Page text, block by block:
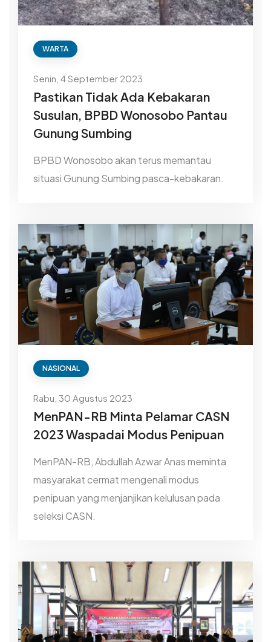
WARTA
Senin, 4 September 2023
Pastikan Tidak Ada Kebakaran
Susulan, BPBD Wonosobo Pantau
Gunung Sumbing
BPBD Wonosobo akan terus memantau
situasi Gunung Sumbing pasca-kebakaran.
NASIONAL
Rabu, 30 Agustus 2023
MenPAN-RB Minta Pelamar CASN
2023 Waspadai Modus Penipuan
MenPAN-RB, Abdullah Azwar Anas meminta
masyarakat cermat mengenali modus
penipuan yang menjanjikan kelulusan pada
seleksi CASN.